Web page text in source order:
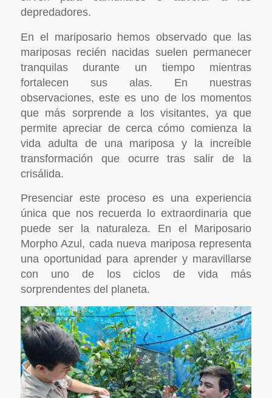
depredadores.
En el mariposario hemos observado que las
mariposas recién nacidas suelen permanecer
tranquilas durante un tiempo mientras
fortalecen sus alas. En nuestras
observaciones, este es uno de los momentos
que más sorprende a los visitantes, ya que
permite apreciar de cerca cómo comienza la
vida adulta de una mariposa y la increíble
transformación que ocurre tras salir de la
crisálida.
Presenciar este proceso es una experiencia
única que nos recuerda lo extraordinaria que
puede ser la naturaleza. En el Mariposario
Morpho Azul, cada nueva mariposa representa
una oportunidad para aprender y maravillarse
con uno de los ciclos de vida más
sorprendentes del planeta.